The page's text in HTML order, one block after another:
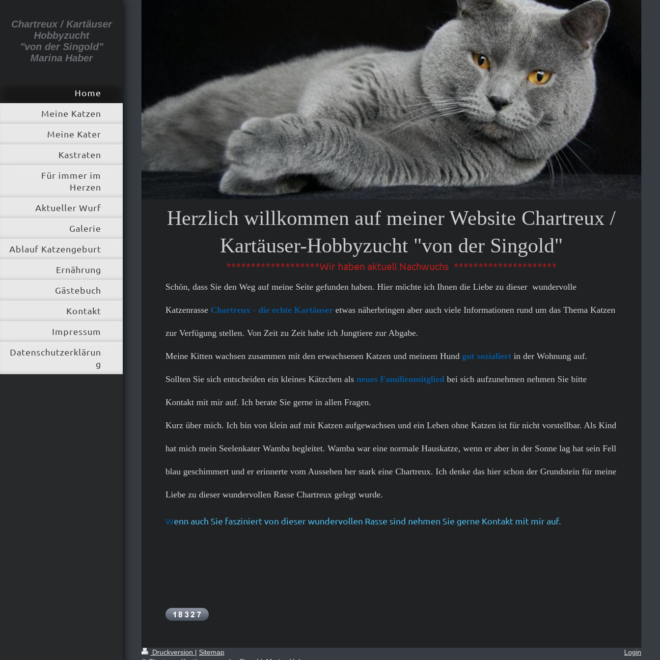
Chartreux / Kartäuser
Hobbyzucht
"von der Singold"
Marina Haber
Home
Meine Katzen
Meine Kater
Kastraten
Für immer im
Herzen
Aktueller Wurf
Galerie
Ablauf Katzengeburt
Ernährung
Gästebuch
Kontakt
Impressum
Datenschutzerklärun
g
Herzlich willkommen auf meiner Website Chartreux /
Kartäuser-Hobbyzucht "von der Singold"
*******************Wir haben aktuell Nachwuchs *********************
Schön, dass Sie den Weg auf meine Seite gefunden haben. Hier möchte ich Ihnen die Liebe zu dieser wundervolle
Katzenrasse Chartreux - die echte Kartäuser etwas näherbringen aber auch viele Informationen rund um das Thema Katzen
zur Verfügung stellen. Von Zeit zu Zeit habe ich Jungtiere zur Abgabe.
Meine Kitten wachsen zusammen mit den erwachsenen Katzen und meinem Hund gut sozialiert in der Wohnung auf.
Sollten Sie sich entscheiden ein kleines Kätzchen als neues Familienmitglied bei sich aufzunehmen nehmen Sie bitte
Kontakt mit mir auf. Ich berate Sie gerne in allen Fragen.
Kurz über mich. Ich bin von klein auf mit Katzen aufgewachsen und ein Leben ohne Katzen ist für nicht vorstellbar. Als Kind
hat mich mein Seelenkater Wamba begleitet. Wamba war eine normale Hauskatze, wenn er aber in der Sonne lag hat sein Fell
blau geschimmert und er erinnerte vom Aussehen her stark eine Chartreux. Ich denke das hier schon der Grundstein für meine
Liebe zu dieser wundervollen Rasse Chartreux gelegt wurde.
Wenn auch Sie fasziniert von dieser wundervollen Rasse sind nehmen Sie gerne Kontakt mit mir auf.
Druckversion | Sitemap
Login